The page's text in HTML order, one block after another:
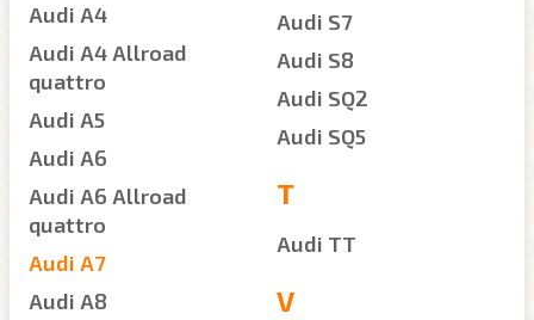
Audi A4
Audi A4 Allroad
quattro
Audi A5
Audi A6
Audi A6 Allroad
quattro
Audi A7
Audi A8
Audi S7
Audi S8
Audi SQ2
Audi SQ5
T
Audi TT
V